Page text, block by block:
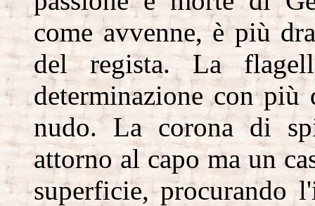
come avvenne, è più
del regista. La
determinazione con
nudo. La corona di
attorno al capo ma un
superficie, procurando